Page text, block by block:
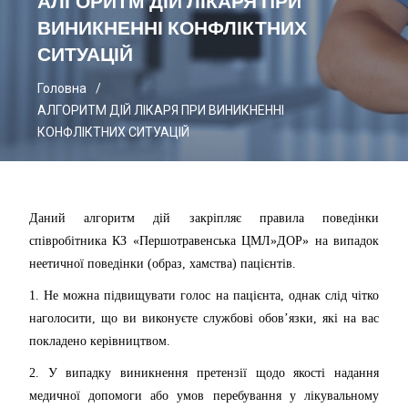
ВИНИКНЕННІ КОНФЛІКТНИХ
СИТУАЦІЙ
Головна
АЛГОРИТМ ДІЙ ЛІКАРЯ ПРИ ВИНИКНЕННІ
КОНФЛІКТНИХ СИТУАЦІЙ
Даний алгоритм дій закріпляє правила поведінки
співробітника КЗ «Першотравенська ЦМЛ»ДОР» на випадок
неетичної поведінки (образ, хамства) пацієнтів.
1. Не можна підвищувати голос на пацієнта, однак слід чітко
наголосити, що ви виконуєте службові обов’язки, які на вас
покладено керівництвом.
2. У випадку виникнення претензії щодо якості надання
медичної допомоги або умов перебування у лікувальному